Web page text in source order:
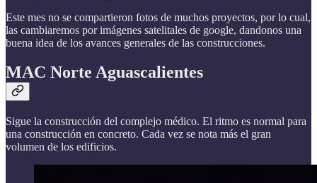
Este mes no se compartieron fotos de muchos proyectos, por lo cual,
las cambiaremos por imágenes satelitales de google, dandonos una
buena idea de los avances generales de las construcciones.
MAC Norte Aguascalientes
Sigue la construcción del complejo médico. El ritmo es normal para
una construcción en concreto. Cada vez se nota más el gran
volumen de los edificios.